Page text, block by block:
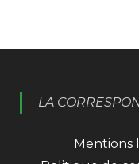
LA
Mentions